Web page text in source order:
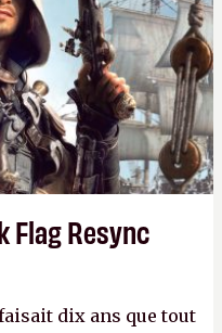
Flag Resync
dix ans que tout